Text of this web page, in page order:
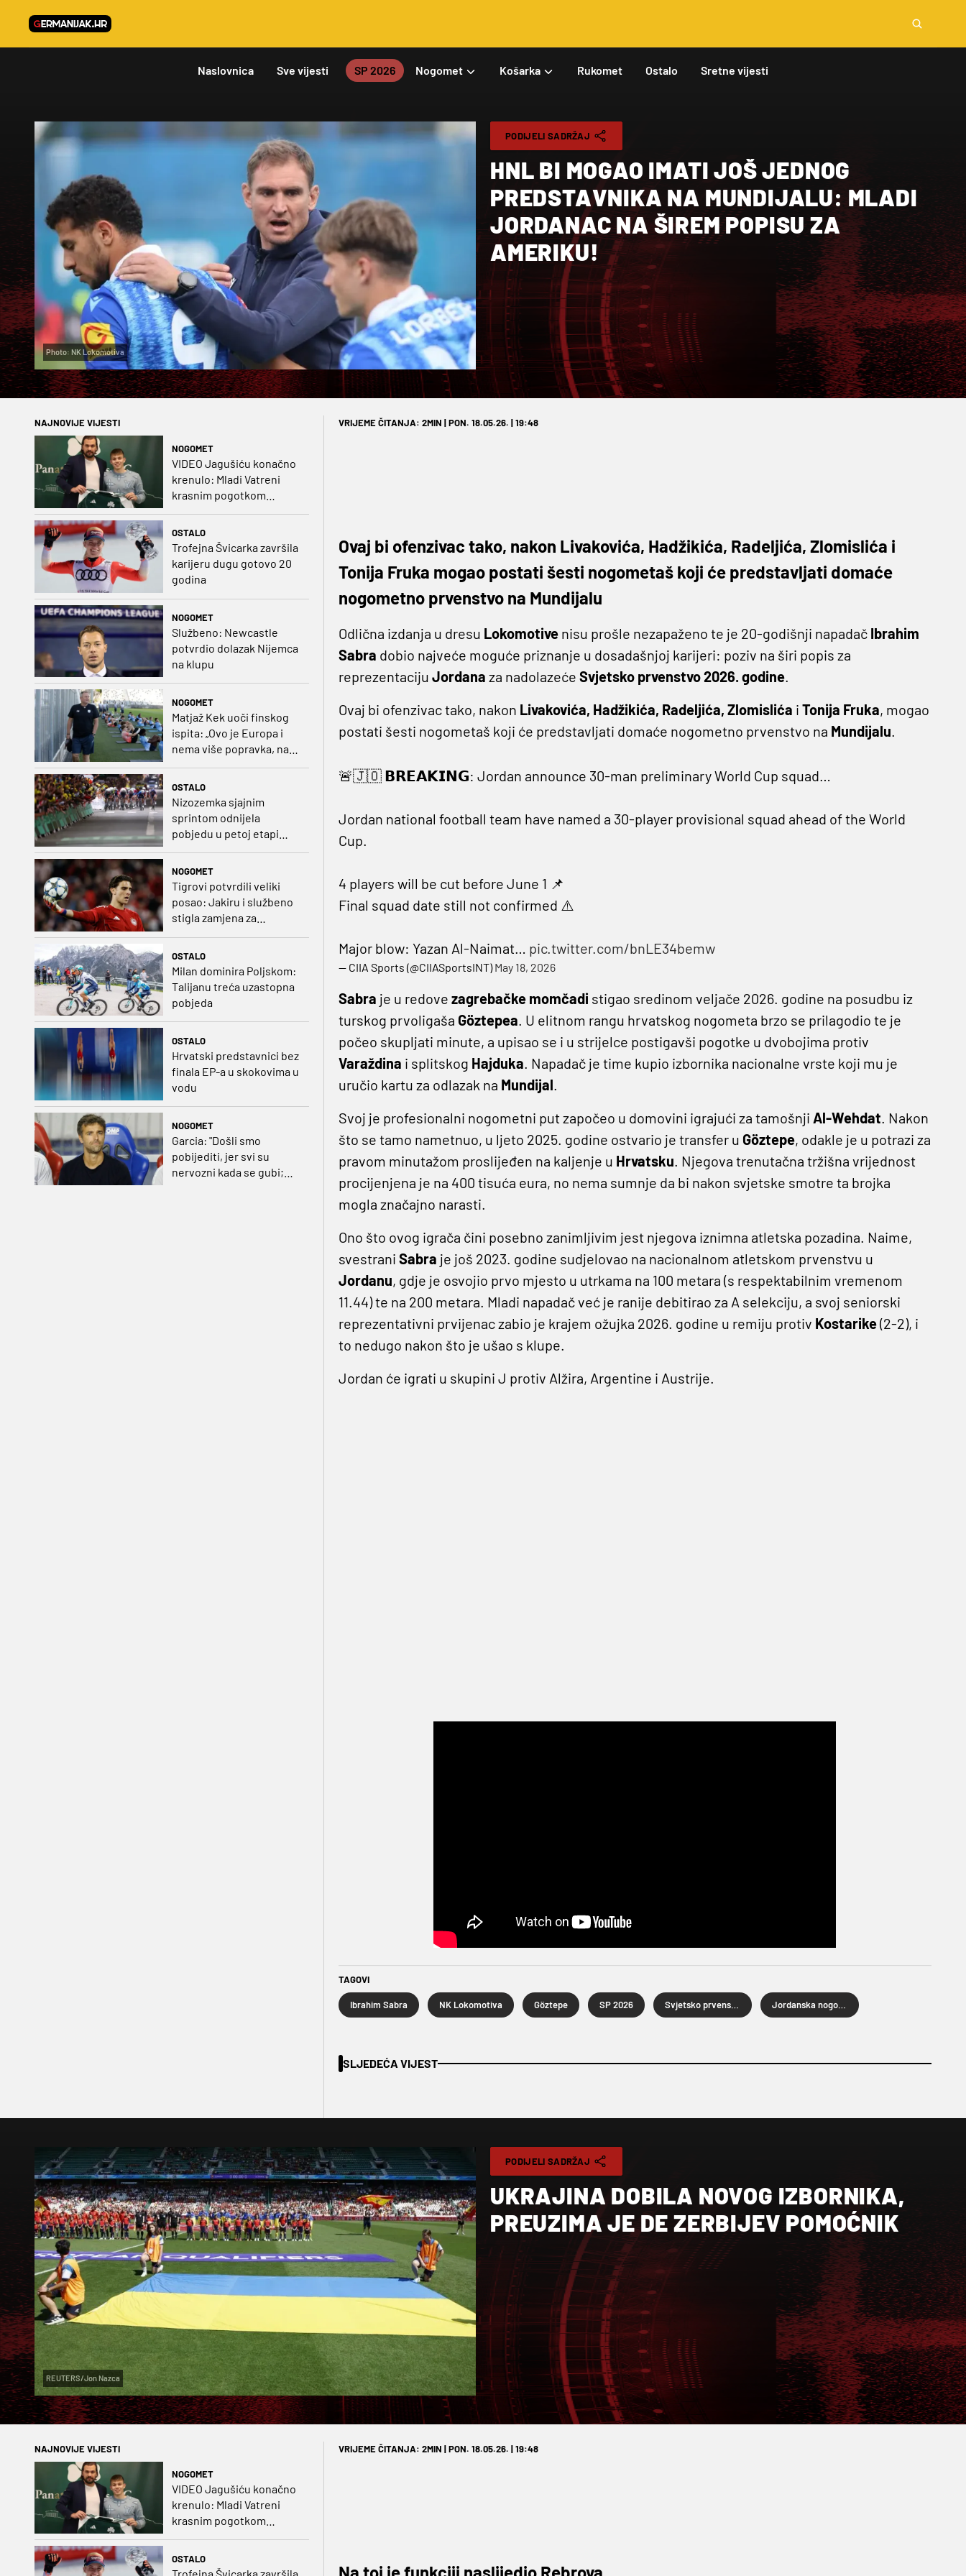
Naslovnica Sve vijesti SP 2026 Nogomet Košarka Rukomet Ostalo Sretne vijesti
Photo: NK Lokomotiva
PODIJELI SADRŽAJ
HNL BI MOGAO IMATI JOŠ JEDNOG
PREDSTAVNIKA NA MUNDIJALU: MLADI
JORDANAC NA ŠIREM POPISU ZA
AMERIKU!
NAJNOVIJE VIJESTI
NOGOMET
VIDEO Jagušiću konačno
krenulo: Mladi Vatreni
krasnim pogotkom
OSTALO
Trofejna Švicarka završila
karijeru dugu gotovo 20
godina
NOGOMET
Službeno: Newcastle
potvrdio dolazak Nijemca
na klupu
NOGOMET
Matjaž Kek uoči finskog
ispita: „Ovo je Europa i
nema više popravka, na
Rujevici se nešto pita i
OSTALO
Nizozemka sjajnim
sprintom odnijela
pobjedu u petoj etapi
NOGOMET
Tigrovi potvrdili veliki
posao: Jakiru i službeno
stigla zamjena za
OSTALO
Milan dominira Poljskom:
Talijanu treća uzastopna
pobjeda
OSTALO
Hrvatski predstavnici bez
finala EP-a u skokovima u
vodu
NOGOMET
Garcia: "Došli smo
pobijediti, jer svi su
nervozni kada se gubi;
VRIJEME ČITANJA: 2MIN | PON. 18.05.26. | 19:48
Ovaj bi ofenzivac tako, nakon Livakovića, Hadžikića, Radeljića, Zlomislića i
Tonija Fruka mogao postati šesti nogometaš koji će predstavljati domaće
nogometno prvenstvo na Mundijalu
Odlična izdanja u dresu Lokomotivenisu prošle nezapaženo te je 20-godišnji napadač Ibrahim
Sabra dobio najveće moguće priznanje u dosadašnjoj karijeri: poziv na širi popis za
reprezentaciju Jordana za nadolazeće Svjetsko prvenstvo 2026. godine.
Ovaj bi ofenzivac tako, nakon Livakovića, Hadžikića, Radeljića, Zlomislića i Tonija Fruka, mogao
postati šesti nogometaš koji će predstavljati domaće nogometno prvenstvo na Mundijalu.
🚨🇯🇴 𝗕𝗥𝗘𝗔𝗞𝗜𝗡𝗚: Jordan announce 30-man preliminary World Cup squad…
Jordan national football team have named a 30-player provisional squad ahead of the World
Cup.
4 players will be cut before June 1 📌
Final squad date still not confirmed ⚠️
Major blow: Yazan Al-Naimat… pic.twitter.com/bnLE34bemw
— CIIA Sports (@CIIASportsINT)May 18, 2026
Sabra je u redove zagrebačke momčadi stigao sredinom veljače 2026. godine na posudbu iz
turskog prvoligaša Göztepea. U elitnom rangu hrvatskog nogometa brzo se prilagodio te je
počeo skupljati minute, a upisao se i u strijelce postigavši pogotke u dvobojima protiv
Varaždina i splitskog Hajduka. Napadač je time kupio izbornika nacionalne vrste koji mu je
uručio kartu za odlazak na Mundijal.
Svoj je profesionalni nogometni put započeo u domovini igrajući za tamošnji Al-Wehdat. Nakon
što se tamo nametnuo, u ljeto 2025. godine ostvario je transfer u Göztepe, odakle je u potrazi za
pravom minutažom proslijeđen na kaljenje u Hrvatsku. Njegova trenutačna tržišna vrijednost
procijenjena je na 400 tisuća eura, no nema sumnje da bi nakon svjetske smotre ta brojka
mogla značajno narasti.
Ono što ovog igrača čini posebno zanimljivim jest njegova iznimna atletska pozadina. Naime,
svestrani Sabra je još 2023. godine sudjelovao na nacionalnom atletskom prvenstvu u
Jordanu, gdje je osvojio prvo mjesto u utrkama na 100 metara (s respektabilnim vremenom
11.44) te na 200 metara. Mladi napadač već je ranije debitirao za A selekciju, a svoj seniorski
reprezentativni prvijenac zabio je krajem ožujka 2026. godine u remiju protiv Kostarike(2-2), i
to nedugo nakon što je ušao s klupe.
Jordan će igrati u skupini J protiv Alžira, Argentine i Austrije.
TAGOVI
Ibrahim Sabra NK Lokomotiva Göztepe SP 2026 Svjetsko prvenstvo u nogometu 2026. Jordanska nogometna reprezentacija
SLJEDEĆA VIJEST
REUTERS/Jon Nazca
PODIJELI SADRŽAJ
UKRAJINA DOBILA NOVOG IZBORNIKA,
PREUZIMA JE DE ZERBIJEV POMOĆNIK
NAJNOVIJE VIJESTI
NOGOMET
VIDEO Jagušiću konačno
krenulo: Mladi Vatreni
krasnim pogotkom
potvrdio sjajnu formu
OSTALO
Trofejna Švicarka završila
VRIJEME ČITANJA: 2MIN | PON. 18.05.26. | 19:48
Na toj je funkciji naslijedio Rebrova